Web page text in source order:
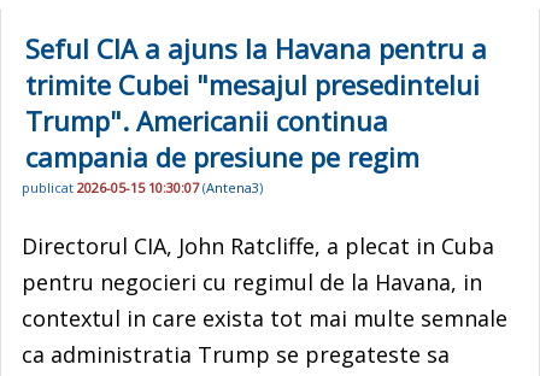
Seful CIA a ajuns la Havana pentru a
trimite Cubei "mesajul presedintelui
Trump". Americanii continua
campania de presiune pe regim
publicat 2026-05-15 10:30:07(Antena3)
Directorul CIA, John Ratcliffe, a plecat in Cuba
pentru negocieri cu regimul de la Havana, in
contextul in care exista tot mai multe semnale
ca administratia Trump se pregateste sa